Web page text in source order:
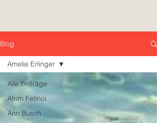
Blog
Alle Beiträge
Afrim Fetinci
Ann Busch
Amelie Erlinger